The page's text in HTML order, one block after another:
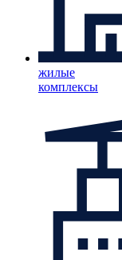
жилые
комплексы